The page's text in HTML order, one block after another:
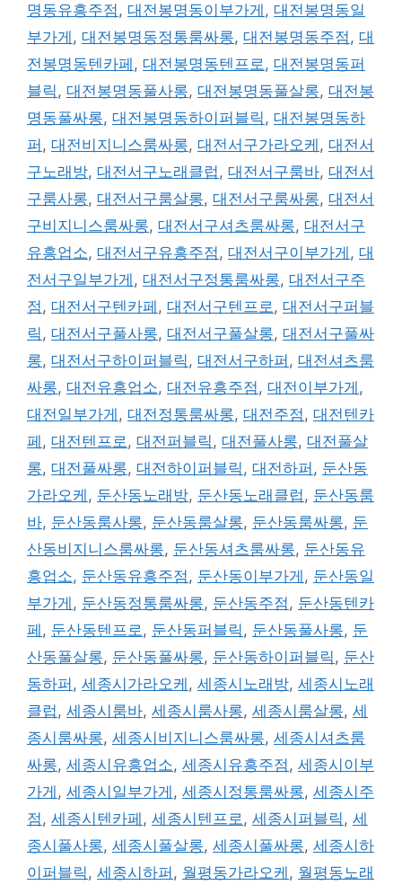
명동유흥주점, 대전봉명동이부가게 , 대전봉명동일
부가게 , 대전봉명동정통룸싸롱, 대전봉명동주점, 대
전봉명동텐카페 , 대전봉명동텐프로, 대전봉명동퍼
블릭, 대전봉명동풀사롱, 대전봉명동풀살롱, 대전봉
명동풀싸롱, 대전봉명동하이퍼블릭, 대전봉명동하
퍼 , 대전비지니스룸싸롱, 대전서구가라오케 , 대전서
구노래방, 대전서구노래클럽, 대전서구룸바, 대전서
구룸사롱, 대전서구룸살롱, 대전서구룸싸롱, 대전서
구비지니스룸싸롱, 대전서구셔츠룸싸롱, 대전서구
유흥업소, 대전서구유흥주점, 대전서구이부가게 , 대
전서구일부가게 , 대전서구정통룸싸롱, 대전서구주
점, 대전서구텐카페 , 대전서구텐프로, 대전서구퍼블
릭, 대전서구풀사롱, 대전서구풀살롱, 대전서구풀싸
롱, 대전서구하이퍼블릭, 대전서구하퍼 , 대전셔츠룸
싸롱, 대전유흥업소, 대전유흥주점, 대전이부가게 ,
대전일부가게 , 대전정통룸싸롱, 대전주점, 대전텐카
페 , 대전텐프로, 대전퍼블릭, 대전풀사롱, 대전풀살
롱, 대전풀싸롱, 대전하이퍼블릭, 대전하퍼 , 둔산동
가라오케 , 둔산동노래방, 둔산동노래클럽, 둔산동룸
바, 둔산동룸사롱, 둔산동룸살롱, 둔산동룸싸롱, 둔
산동비지니스룸싸롱, 둔산동셔츠룸싸롱, 둔산동유
흥업소, 둔산동유흥주점, 둔산동이부가게 , 둔산동일
부가게 , 둔산동정통룸싸롱, 둔산동주점, 둔산동텐카
페 , 둔산동텐프로, 둔산동퍼블릭, 둔산동풀사롱, 둔
산동풀살롱, 둔산동풀싸롱, 둔산동하이퍼블릭, 둔산
동하퍼 , 세종시가라오케 , 세종시노래방, 세종시노래
클럽, 세종시룸바, 세종시룸사롱, 세종시룸살롱, 세
종시룸싸롱, 세종시비지니스룸싸롱, 세종시셔츠룸
싸롱, 세종시유흥업소, 세종시유흥주점, 세종시이부
가게 , 세종시일부가게 , 세종시정통룸싸롱, 세종시주
점, 세종시텐카페 , 세종시텐프로, 세종시퍼블릭, 세
종시풀사롱, 세종시풀살롱, 세종시풀싸롱, 세종시하
이퍼블릭, 세종시하퍼 , 월평동가라오케 , 월평동노래